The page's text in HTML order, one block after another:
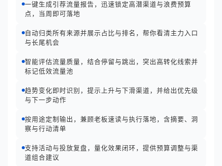
一键生成引荐流量报告，迅速锁定高潜渠道与浪费预算
点，当周即可落地
自动归类所有来源并展示占比与排名，帮你看清主力入口
与长尾机会
智能评估流量质量，结合停留与跳出，突出高转化线索并
标记低效流量池
趋势变化即时识别，提示上升与下滑渠道，并给出优先级
与下一步动作
按用途定制输出，兼顾老板速读与执行落地，含摘要、洞
察与行动清单
支持活动与投放复盘，量化效果闭环，提供预算调整与渠
道组合建议